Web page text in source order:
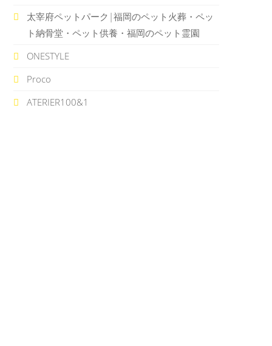
太宰府ペットパーク|福岡のペット火葬・ペッ
ト納骨堂・ペット供養・福岡のペット霊園
ONESTYLE
Proco
ATERIER100&1